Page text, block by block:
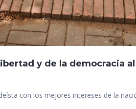
y de la democracia al
con los mejores intereses de la